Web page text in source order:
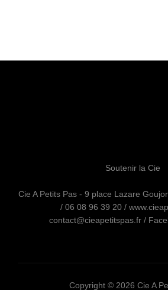
Soutenir la Cie
Cie A Petits Pas - 9 place Lazare
/ 06 08 96 39 20 /
contact@cieapetitspas.fr/
Copyright © 2026 Cie A